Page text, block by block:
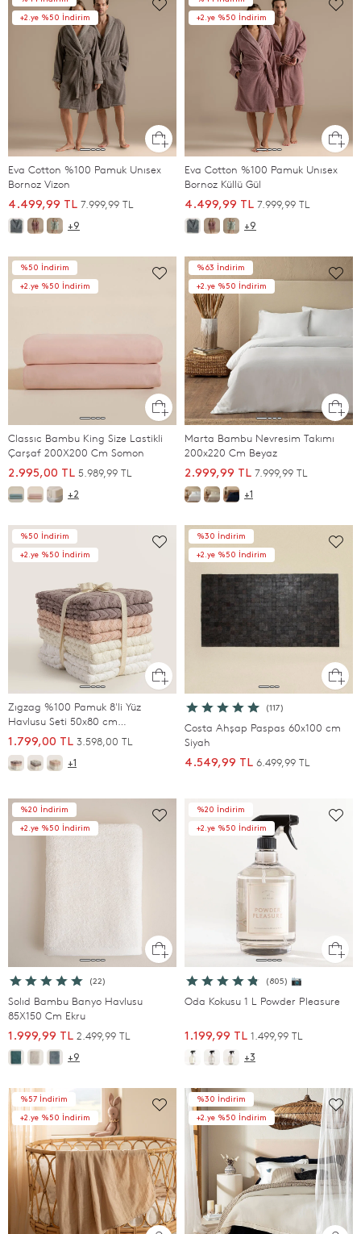
+2.ye %50 İndirim
Eva Cotton %100 Pamuk Unısex
Bornoz Vizon
4.499,99 TL 7.999,99 TL
+9
+2.ye %50 İndirim
Eva Cotton %100 Pamuk Unısex
Bornoz Küllü Gül
4.499,99 TL 7.999,99 TL
+9
%50 İndirim
+2.ye %50 İndirim
Classıc Bambu King Size Lastikli
Çarşaf 200X200 Cm Somon
2.995,00 TL 5.989,99 TL
+2
%63 İndirim
+2.ye %50 İndirim
Marta Bambu Nevresim Takımı
200x220 Cm Beyaz
2.999,99 TL 7.999,99 TL
+1
%50 İndirim
+2.ye %50 İndirim
Zıgzag %100 Pamuk 8'li Yüz
Havlusu Seti 50x80 cm
Lila/Somon/Ekru/Beyaz
1.799,00 TL 3.598,00 TL
+1
%30 İndirim
+2.ye %50 İndirim
(117)
Costa Ahşap Paspas 60x100 cm
Siyah
4.549,99 TL 6.499,99 TL
%20 İndirim
+2.ye %50 İndirim
(22)
Solıd Bambu Banyo Havlusu
85X150 Cm Ekru
1.999,99 TL 2.499,99 TL
+9
%20 İndirim
+2.ye %50 İndirim
(805) 📷
Oda Kokusu 1 L Powder Pleasure
1.199,99 TL 1.499,99 TL
+3
%57 İndirim
+2.ye %50 İndirim
%30 İndirim
+2.ye %50 İndirim